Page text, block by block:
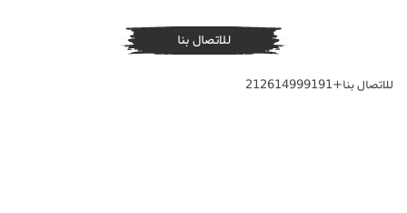
للاتصال بنا
للاتصال بنا+212614999191